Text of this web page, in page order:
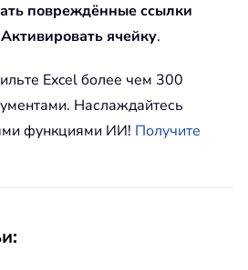
повреждённые ссылки
Активировать ячейку.
Excel более чем 300
Наслаждайтесь
функциями ИИ! Получите